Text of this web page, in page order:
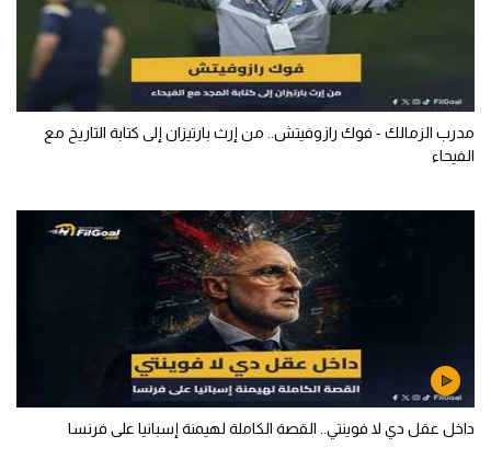
مدرب الزمالك - فوك رازوفيتش.. من إرث بارتيزان إلى كتابة التاريخ مع
الفيحاء
داخل عقل دي لا فوينتي.. القصة الكاملة لهيمنة إسبانيا على فرنسا